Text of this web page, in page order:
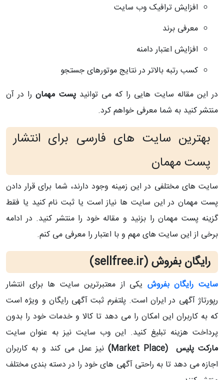
افزایش ترافیک وب سایت
معرفی برند
افزایش اعتبار دامنه
کسب رتبه بالاتر در نتایج موتورهای جستجو
در این مقاله سایت هایی را که می توانید پست مهمانرا در آن
منتشر کنید به شما معرفی خواهم کرد.
بهترین سایت های فارسی برای انتشار
پست مهمان
سایت های مختلفی در این زمینه وجود دارند، شما برای قرار دادن
پست مهمان در این سایت ها نیاز است یا ثبت نام کنید یا فقط
گزینه پست مهمان را بزنید و مقاله خود را منتشر کنید. در ادامه
برخی از این سایت های مهم و با اعتبار را معرفی می کنم.
رایگان بفروش (sellfree.ir
)
سایت رایگان بفروش یکی از معتبرترین سایت ها برای انتشار
رپورتاژ آگهی در ایران است. پلتفرم ثبت آگهی رایگان و ویژه است
که به کاربران این امکان را می دهد تا کالا و خدمات خود را بدون
پرداخت هزینه تبلیغ کنید. این وب سایت نیز به عنوان سایت
مارکت پلیس (Market Place)
نیز عمل می کند و به کاربران
اجازه می دهد تا به راحتی آگهی های خود را در دسته بندی مختلف